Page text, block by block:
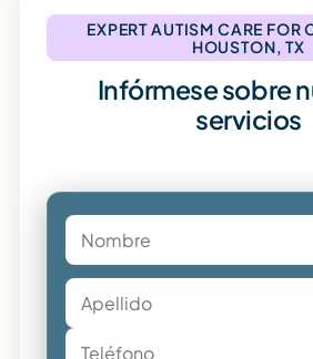
EXPERT AUTISM CARE FOR
HOUSTON, TX
Infórmese sobre
servicios